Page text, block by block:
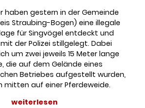
haben gestern in der Gemeinde
Straubing-Bogen) eine illegale
für Singvögel entdeckt und
der Polizei stillgelegt. Dabei
um zwei jeweils 15 Meter lange
die auf dem Gelände eines
Betriebes aufgestellt wurden,
mitten auf einer Pferdeweide.
weiterlesen